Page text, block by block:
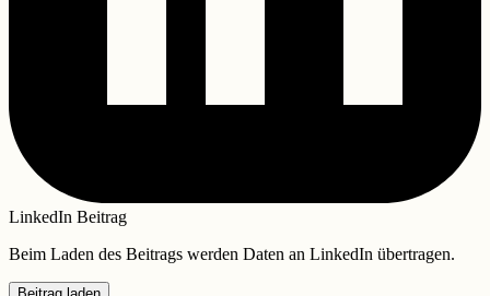
LinkedIn Beitrag
Beim Laden des Beitrags werden Daten an LinkedIn übertragen.